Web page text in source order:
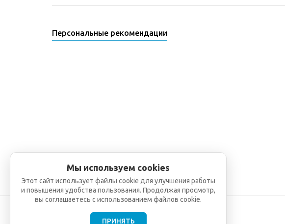
Персональные рекомендации
Мы используем cookies
Этот сайт использует файлы cookie для улучшения работы
и повышения удобства пользования. Продолжая просмотр,
вы соглашаетесь с использованием файлов cookie.
ПРИНЯТЬ